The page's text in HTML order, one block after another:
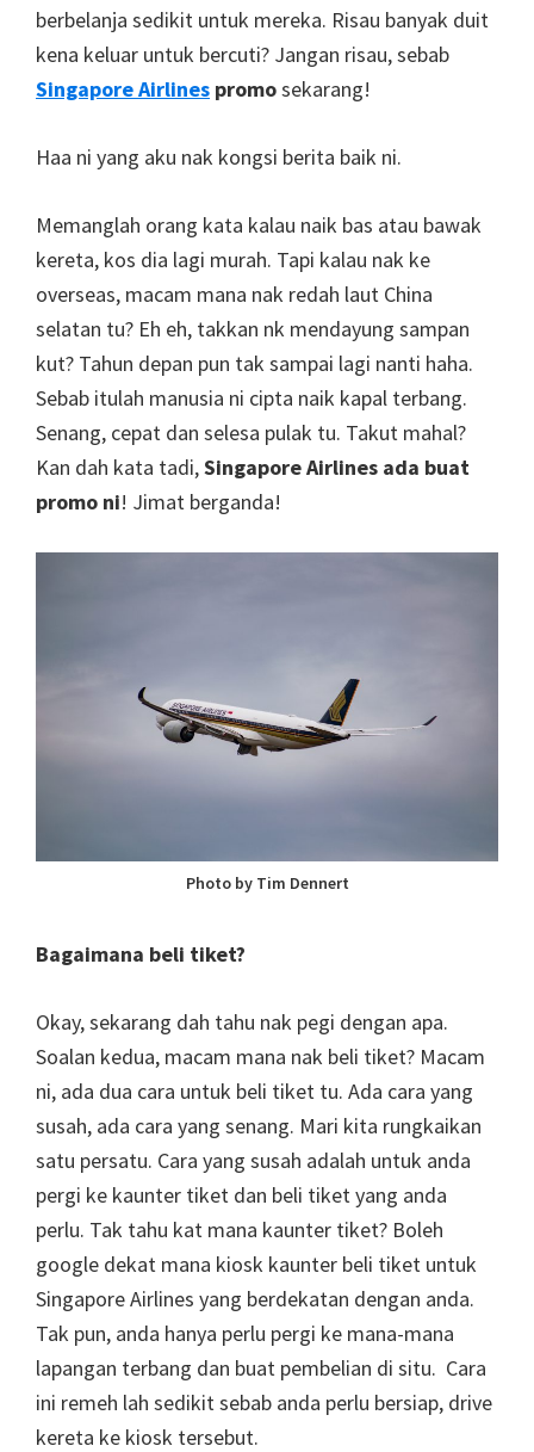
berbelanja sedikit untuk mereka. Risau banyak duit
kena keluar untuk bercuti? Jangan risau, sebab
Singapore Airlines promosekarang!
Haa ni yang aku nak kongsi berita baik ni.
Memanglah orang kata kalau naik bas atau bawak
kereta, kos dia lagi murah. Tapi kalau nak ke
overseas, macam mana nak redah laut China
selatan tu? Eh eh, takkan nk mendayung sampan
kut? Tahun depan pun tak sampai lagi nanti haha.
Sebab itulah manusia ni cipta naik kapal terbang.
Senang, cepat dan selesa pulak tu. Takut mahal?
Kan dah kata tadi,Singapore Airlines ada buat
promo ni! Jimat berganda!
Photo by Tim Dennert
Bagaimana beli tiket?
Okay, sekarang dah tahu nak pegi dengan apa.
Soalan kedua, macam mana nak beli tiket? Macam
ni, ada dua cara untuk beli tiket tu. Ada cara yang
susah, ada cara yang senang. Mari kita rungkaikan
satu persatu. Cara yang susah adalah untuk anda
pergi ke kaunter tiket dan beli tiket yang anda
perlu. Tak tahu kat mana kaunter tiket? Boleh
google dekat mana kiosk kaunter beli tiket untuk
Singapore Airlines yang berdekatan dengan anda.
Tak pun, anda hanya perlu pergi ke mana-mana
lapangan terbang dan buat pembelian di situ. Cara
ini remeh lah sedikit sebab anda perlu bersiap, drive
kereta ke kiosk tersebut.